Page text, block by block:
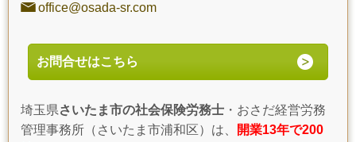
office@osada-sr.com
お問合せはこちら
埼玉県さいたま市の社会保険労務士 ・おさだ経営労務
管理事務所（さいたま市浦和区）は、
開業13年で200